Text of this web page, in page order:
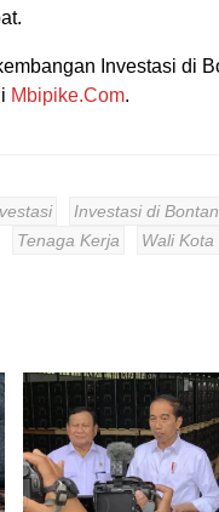
Investasi di
Mbipike.Com.
Investasi di
Tenaga Kerja Wali